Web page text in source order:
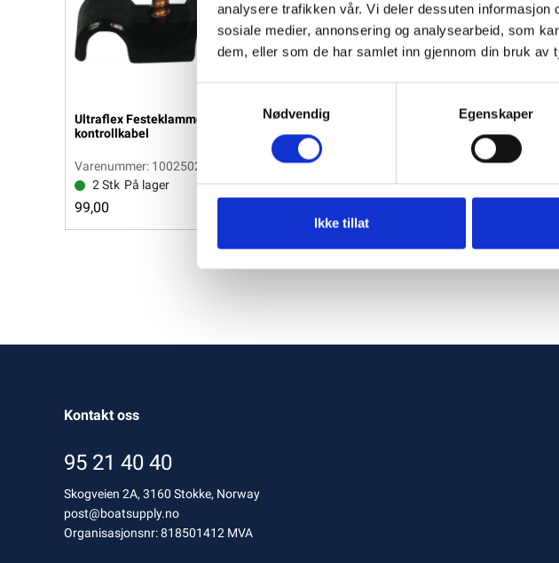
analysere trafikken vår. Vi deler dessuten
sosiale medier, annonsering og analysearbeid, som
dem, eller som de har samlet inn gjennom din bruk av
Nødvendig
Egenskaper
Ikke tillat
Ultraflex Festeklammer L2 for
kontrollkabel
Varenummer: 1002502
2 Stk På lager
99,00
Ultraflex Festeklammer L3 for
kontrollkabel
Varenummer: 1002503
1 Stk På lager
Kontakt oss
95 21 40 40
Skogveien 2A, 3160 Stokke, Norway
post@boatsupply.no
Organisasjonsnr: 818501412 MVA